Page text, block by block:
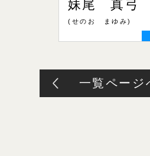
妹尾 真弓
(せのお まゆみ)
一覧ページ